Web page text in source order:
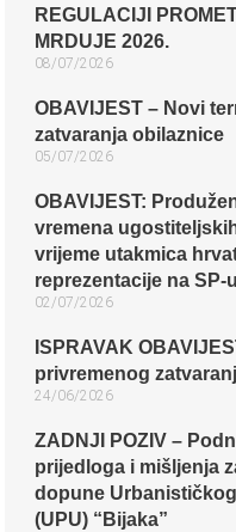
REGULACIJI
MRDUJE 2026.
08/07/2026
OBAVIJEST – Novi
zatvaranja obilaznice​
05/07/2026
OBAVIJEST:
vremena
vrijeme utakmica
reprezentacije na SP-
02/07/2026
ISPRAVAK
privremenog
24/06/2026
ZADNJI POZIV –
prijedloga i mišljenja
dopune
(UPU) “Bijaka”